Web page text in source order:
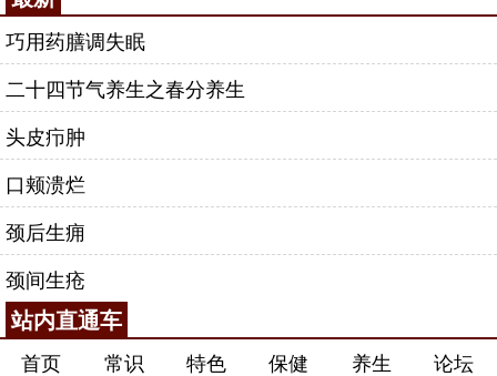
巧用药膳调失眠
二十四节气养生之春分养生
头皮疖肿
口颊溃烂
颈后生痈
颈间生疮
站内直通车
首页 常识 特色 保健 养生 论坛